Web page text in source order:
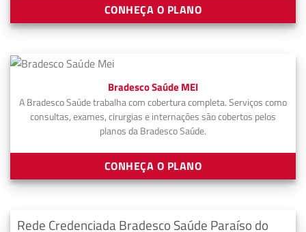
CONHEÇA O PLANO
Bradesco Saúde MEI
A Bradesco Saúde trabalha com cobertura completa. Serviços como
consultas, exames, cirurgias e internações são cobertos pelos
planos da Bradesco Saúde.
CONHEÇA O PLANO
Rede Credenciada Bradesco Saúde Paraíso do